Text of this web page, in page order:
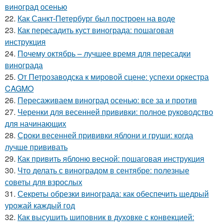
виноград осенью
22. Как Санкт-Петербург был построен на воде
23. Как пересадить куст винограда: пошаговая
инструкция
24. Почему октябрь – лучшее время для пересадки
винограда
25. От Петрозаводска к мировой сцене: успехи оркестра
CAGMO
26. Пересаживаем виноград осенью: все за и против
27. Черенки для весенней прививки: полное руководство
для начинающих
28. Сроки весенней прививки яблони и груши: когда
лучше прививать
29. Как привить яблоню весной: пошаговая инструкция
30. Что делать с виноградом в сентябре: полезные
советы для взрослых
31. Секреты обрезки винограда: как обеспечить щедрый
урожай каждый год
32. Как высушить шиповник в духовке с конвекцией: